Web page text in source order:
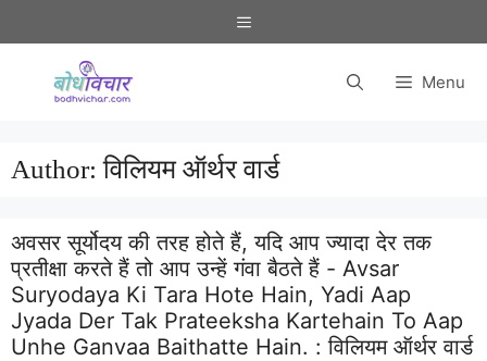
to
Menu
Menu
Author:विलियम ऑर्थर वार्ड
अवसर सूर्योदय की तरह होते हैं, यदि आप ज्यादा देर तक
प्रतीक्षा करते हैं तो आप उन्हें गंवा बैठते हैं - Avsar
Suryodaya Ki Tara Hote Hain, Yadi Aap
Jyada Der Tak Prateeksha Kartehain To Aap
Unhe Ganvaa Baithatte Hain. :विलियम ऑर्थर वार्ड